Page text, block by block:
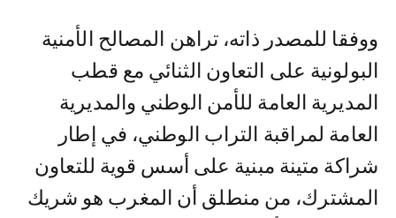
ووفقا للمصدر ذاته، تراهن المصالح الأمنية
البولونية على التعاون الثنائي مع قطب
المديرية العامة للأمن الوطني والمديرية
العامة لمراقبة التراب الوطني، في إطار
شراكة متينة مبنية على أسس قوية للتعاون
المشترك، من منطلق أن المغرب هو شريك